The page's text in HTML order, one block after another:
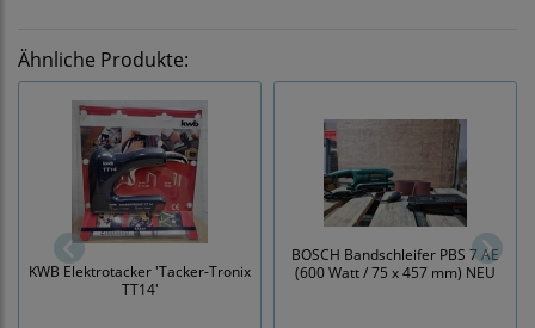
Ähnliche Produkte:
KWB Elektrotacker 'Tacker-Tronix
TT14'
BOSCH Bandschleifer PBS 7 AE
(600 Watt / 75 x 457 mm) NEU